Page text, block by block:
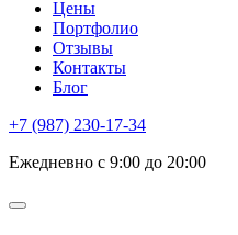
Цены
Портфолио
Отзывы
Контакты
Блог
+7 (987) 230-17-34
Ежедневно с 9:00 до 20:00